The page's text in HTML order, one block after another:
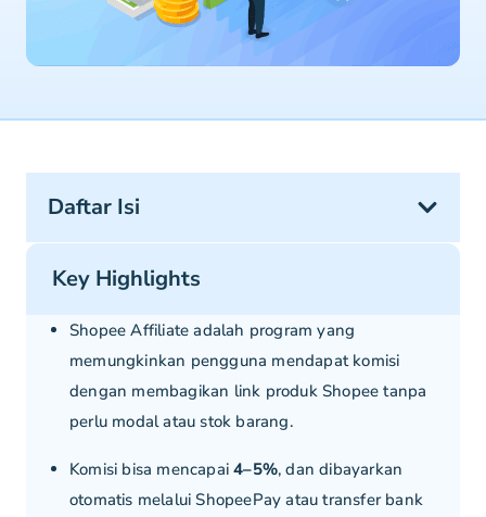
Key Highlights
Shopee Affiliate adalah program yang
memungkinkan pengguna mendapat komisi
dengan membagikan link produk Shopee tanpa
perlu modal atau stok barang.
Komisi bisa mencapai4–5%, dan dibayarkan
otomatis melalui ShopeePay atau transfer bank
Daftar Isi